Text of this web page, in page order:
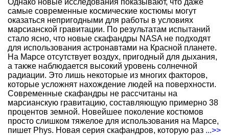
Однако новые исследования показывают, что даже
самые современные космические костюмы могут
оказаться непригодными для работы в условиях
марсианской гравитации. По результатам испытаний
стало ясно, что новые скафандры NASA не подходят
для использования астронавтами на Красной планете.
На Марсе отсутствует воздух, пригодный для дыхания,
а также наблюдается высокий уровень солнечной
радиации. Это лишь некоторые из многих факторов,
которые усложнят нахождение людей на поверхности.
Современные скафандры не рассчитаны на
марсианскую гравитацию, составляющую примерно 38
процентов земной. Новейшее поколение костюмов
просто слишком тяжелое для использования на Марсе,
пишет Phys. Новая серия скафандров, которую раз ...>>